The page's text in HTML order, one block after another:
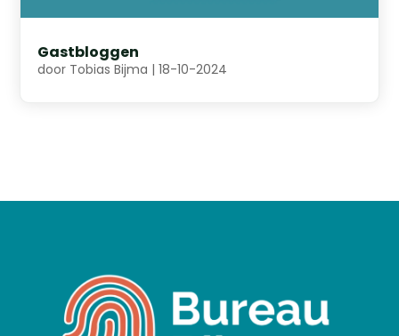
Gastbloggen
door Tobias Bijma |18-10-2024